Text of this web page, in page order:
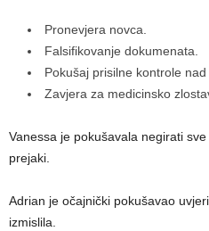
Pronevjera novca.
Falsifikovanje dokumenata.
Pokušaj prisilne kontrole nad
Zavjera za medicinsko
Vanessa je pokušavala negirati
prejaki.
Adrian je očajnički pokušavao
izmislila.